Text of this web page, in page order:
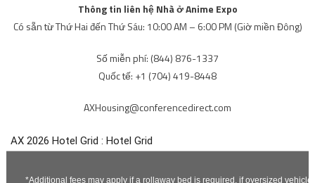
Thông tin liên hệ Nhà ở Anime Expo
Có sẵn từ Thứ Hai đến Thứ Sáu: 10:00 AM – 6:00 PM (Giờ miền Đông)
Số miễn phí: (844) 876-1337
Quốc tế: +1 (704) 419-8448
AXHousing@conferencedirect.com